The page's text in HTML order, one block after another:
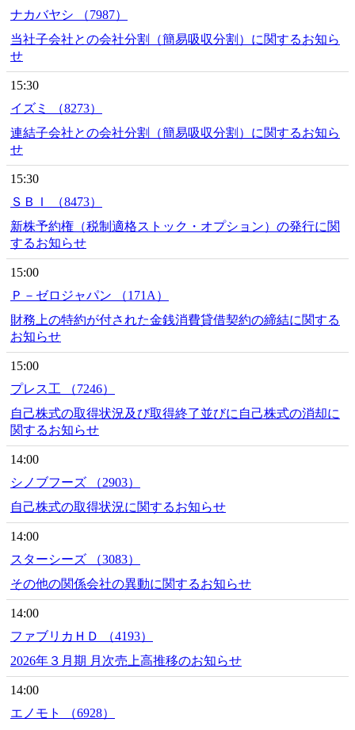
ナカバヤシ （7987）
当社子会社との会社分割（簡易吸収分割）に関するお知ら
せ
15:30
イズミ （8273）
連結子会社との会社分割（簡易吸収分割）に関するお知ら
せ
15:30
ＳＢＩ （8473）
新株予約権（税制適格ストック・オプション）の発行に関
するお知らせ
15:00
Ｐ－ゼロジャパン （171A）
財務上の特約が付された金銭消費貸借契約の締結に関する
お知らせ
15:00
プレス工 （7246）
自己株式の取得状況及び取得終了並びに自己株式の消却に
関するお知らせ
14:00
シノブフーズ （2903）
自己株式の取得状況に関するお知らせ
14:00
スターシーズ （3083）
その他の関係会社の異動に関するお知らせ
14:00
ファブリカＨＤ （4193）
2026年３月期 月次売上高推移のお知らせ
14:00
エノモト （6928）